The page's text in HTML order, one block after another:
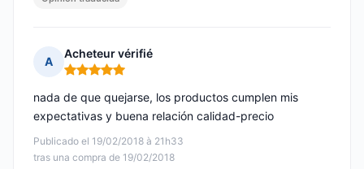
A
Acheteur vérifié
Nota: 5 de 5
Publicado el 19/02/2018 à 21h33
tras una compra de 19/02/2018
nada de que quejarse, los productos cumplen mis
expectativas y buena relación calidad-precio